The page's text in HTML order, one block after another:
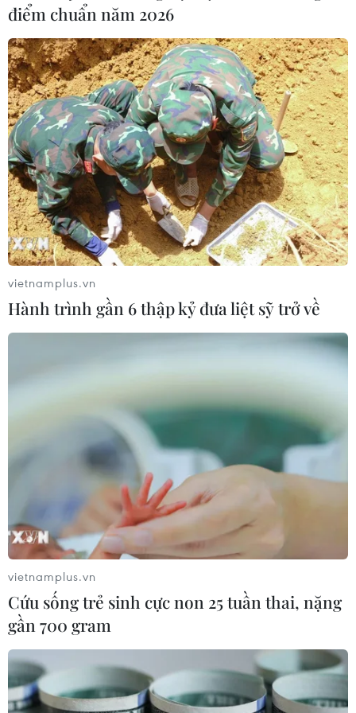
giảm thiểu rủi ro hoạt động trong một thị trường ngày
càng bất ổn.
điểm chuẩn năm 2026
vietnamplus.vn
Hành trình gần 6 thập kỷ đưa liệt sỹ trở về
vietnamplus.vn
Cứu sống trẻ sinh cực non 25 tuần thai, nặng
gần 700 gram